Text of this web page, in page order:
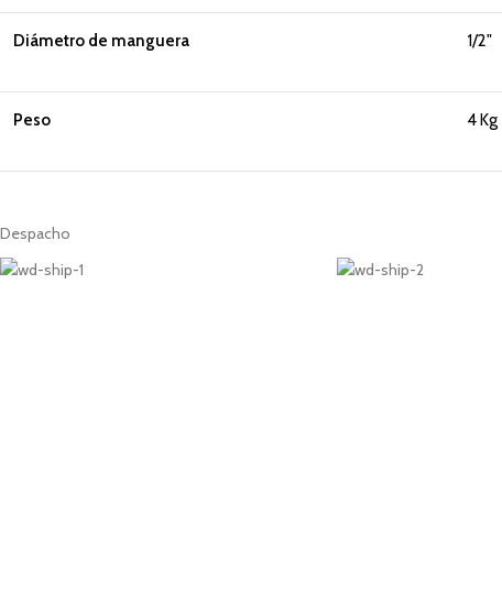
Diámetro de manguera 1/2"
Peso 4 Kg
Despacho